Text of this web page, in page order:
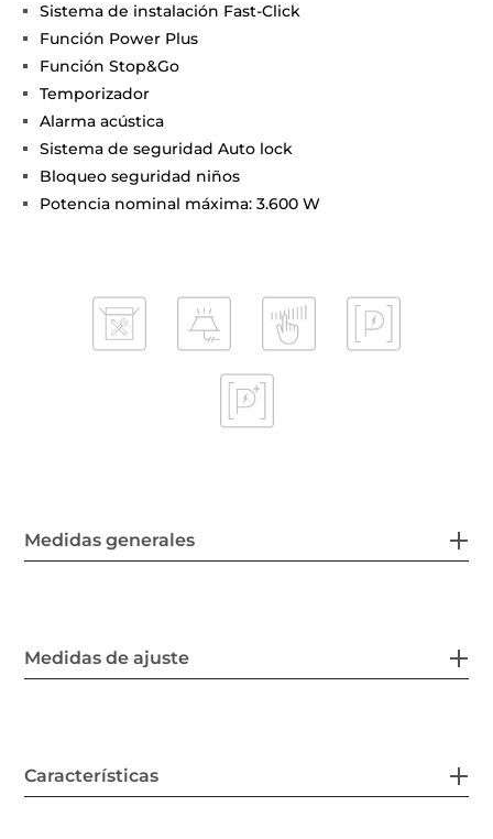
Sistema de instalación Fast-Click
Función Power Plus
Función Stop&Go
Temporizador
Alarma acústica
Sistema de seguridad Auto lock
Bloqueo seguridad niños
Potencia nominal máxima: 3.600 W
Medidas generales
Medidas de ajuste
Características